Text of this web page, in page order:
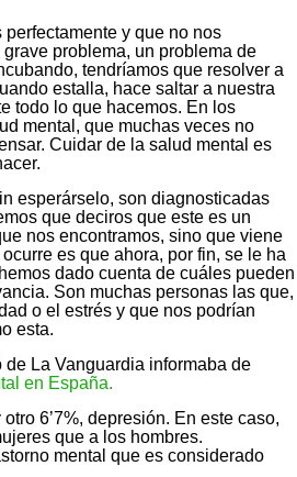
y que no nos
problema, un problema de
tendríamos que resolver a
estalla, hace saltar a nuestra
todo lo que hacemos. En los
mental, que muchas veces no
Cuidar de la salud mental es
esperárselo, son diagnosticadas
que deciros que este es un
nos encontramos, sino que viene
es que ahora, por fin, se le ha
dado cuenta de cuáles pueden
Son muchas personas las que,
o el estrés y que nos podrían
esta.
La Vanguardia informaba de
en España.
6’7%, depresión. En este caso,
que a los hombres.
mental que es considerado